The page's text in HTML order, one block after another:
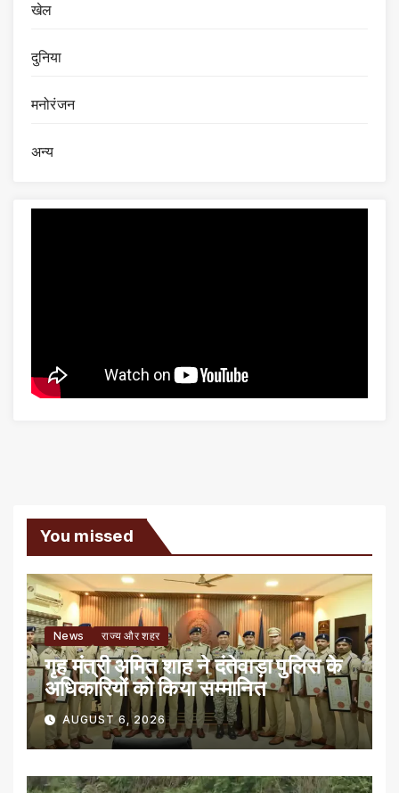
खेल
दुनिया
मनोरंजन
अन्य
You missed
News राज्य और शहर
गृह मंत्री अमित शाह ने दंतेवाड़ा पुलिस के
अधिकारियों को किया सम्मानित
AUGUST 6, 2026